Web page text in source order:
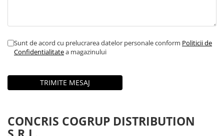
Sunt de acord cu prelucrarea datelor personale conform Politicii de
Confidentialitatea magazinului
CONCRIS COGRUP DISTRIBUTION